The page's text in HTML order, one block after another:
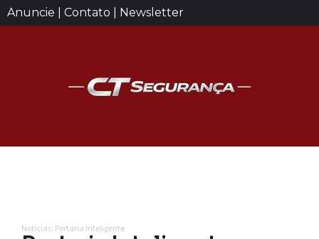
Anuncie | Contato | Newsletter
Notícias: Portaria Inteligente